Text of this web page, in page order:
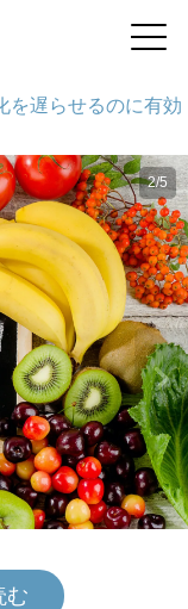
を遅らせるのに有効
2/5
む